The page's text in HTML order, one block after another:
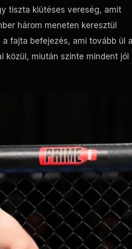
tiszta kiütéses vereség, amit
három meneten keresztül
fajta befejezés, ami tovább ül
közül, miután szinte mindent jól